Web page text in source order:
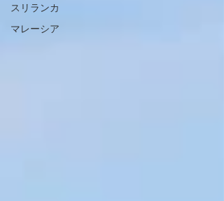
スリランカ
マレーシア